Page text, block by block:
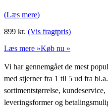
(Læs mere)
899 kr. (Vis fragtpris)
Læs mere »Køb nu »
Vi har gennemgået de mest
med stjerner fra 1 til 5 ud fra
sortimentstørrelse,
leveringsformer og